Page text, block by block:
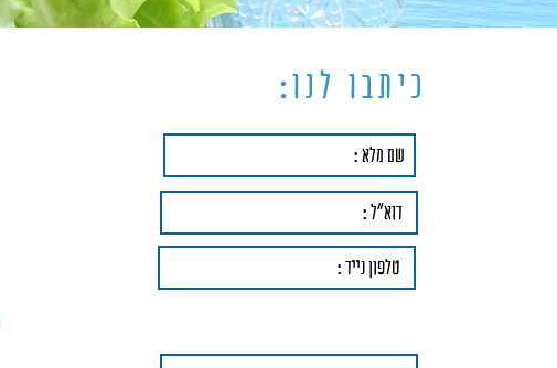
כיתבו לנו: